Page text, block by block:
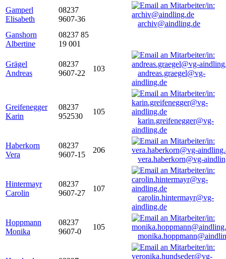
Gamperl
Elisabeth
08237
9607-36
archiv@aindling.de
Ganshorn
Albertine
08237 85
19 001
Grägel
Andreas
08237
9607-22
103
andreas.graegel@vg-
aindling.de
Greifenegger
Karin
08237
952530
105
karin.greifenegger@vg-
aindling.de
Haberkorn
Vera
08237
9607-15
206
vera.haberkorn@vg-
Hintermayr
Carolin
08237
9607-27
107
carolin.hintermayr@vg-
aindling.de
Hoppmann
Monika
08237
9607-0
105